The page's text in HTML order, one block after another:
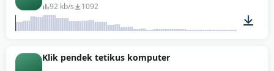
92 kb/s 1092
Klik pendek tetikus komputer